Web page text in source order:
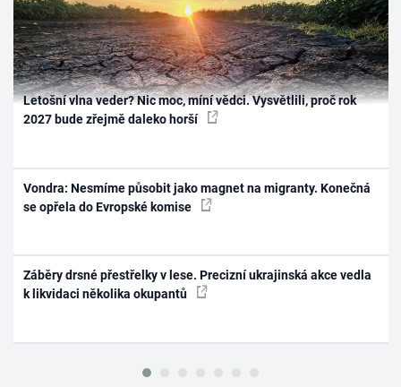
Letošní vlna veder? Nic moc, míní vědci. Vysvětlili, proč rok
2027 bude zřejmě daleko horší
Vondra: Nesmíme působit jako magnet na migranty. Konečná
se opřela do Evropské komise
Záběry drsné přestřelky v lese. Precizní ukrajinská akce vedla
k likvidaci několika okupantů